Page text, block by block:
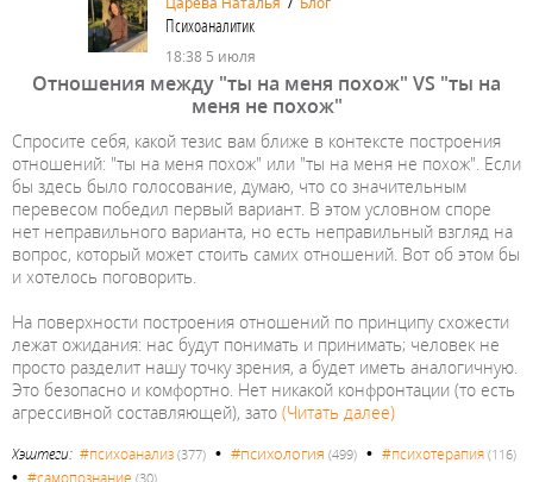
Психоаналитик
18:38 5 июля
Отношения между "ты на меня похож" VS "ты на
меня не похож"
Спросите себя, какой тезис вам ближе в контексте построения
отношений: "ты на меня похож" или "ты на меня не похож". Если
бы здесь было голосование, думаю, что со значительным
перевесом победил первый вариант. В этом условном споре
нет неправильного варианта, но есть неправильный взгляд на
вопрос, который может стоить самих отношений. Вот об этом бы
и хотелось поговорить.
На поверхности построения отношений по принципу схожести
лежат ожидания: нас будут понимать и принимать; человек не
просто разделит нашу точку зрения, а будет иметь аналогичную.
Это безопасно и комфортно. Нет никакой конфронтации (то есть
агрессивной составляющей), зато (Читать далее)
Хэштеги: #психоанализ (377) • #психология (499) • #психотерапия (116)
• #самопознание (30)